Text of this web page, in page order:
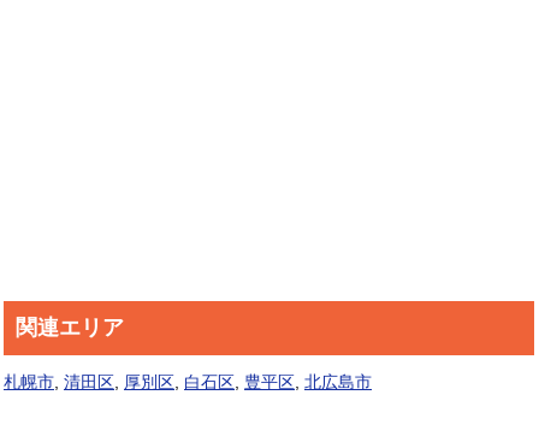
関連エリア
札幌市, 清田区, 厚別区, 白石区, 豊平区, 北広島市